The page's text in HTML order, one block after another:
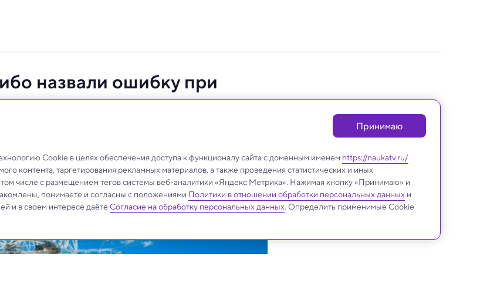
назвали ошибку при
Принимаю
Cookie в целях обеспечения доступа к функционалу сайта с доменным именем https://naukatv.ru/
контента, таргетирования рекламных материалов, а также проведения статистических и иных
числе с размещением тегов системы веб-аналитики «Яндекс Метрика». Нажимая кнопку «Принимаю» и
понимаете и согласны с положениями Политики в отношении обработки персональных данных и
и в своем интересе даёте Согласие на обработку персональных данных. Определить применимые Cookie